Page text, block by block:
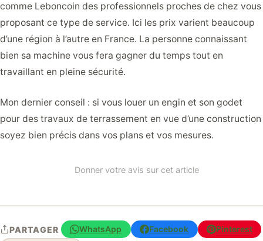
comme Leboncoin des professionnels proches de chez vous
proposant ce type de service. Ici les prix varient beaucoup
d’une région à l’autre en France. La personne connaissant
bien sa machine vous fera gagner du temps tout en
travaillant en pleine sécurité.
Mon dernier conseil : si vous louer un engin et son godet
pour des travaux de terrassement en vue d’une construction
soyez bien précis dans vos plans et vos mesures.
Donner votre avis sur cet article
PARTAGER WhatsApp Facebook
Pinterest